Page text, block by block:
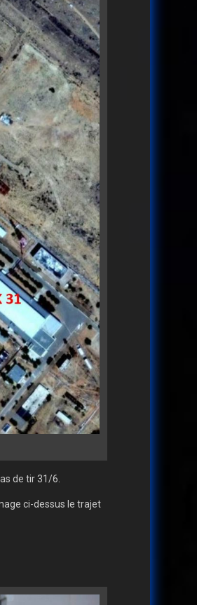
de tir 31/6.
ci-dessus le trajet